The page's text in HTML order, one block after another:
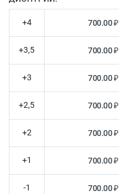
+4 700.00 ₽
+3,5 700.00 ₽
+3 700.00 ₽
+2,5 700.00 ₽
+2 700.00 ₽
+1 700.00 ₽
-1 700.00 ₽